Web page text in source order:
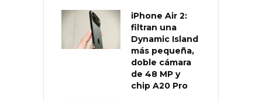
iPhone Air 2:
filtran una
Dynamic Island
más pequeña,
doble cámara
de 48 MP y
chip A20 Pro